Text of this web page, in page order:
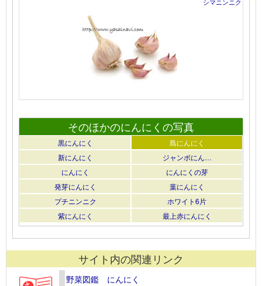
そのほかのにんにくの写真
黒にんにく
島にんにく
新にんにく
ジャンボにん…
にんにく
にんにくの芽
発芽にんにく
葉にんにく
プチニンニク
ホワイト6片
紫にんにく
最上赤にんにく
サイト内の関連リンク
野菜図鑑 にんにく